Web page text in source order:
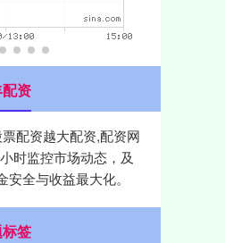
资
配资越大配资,配资网
时监控市场动态，及
全与收益最大化。
签